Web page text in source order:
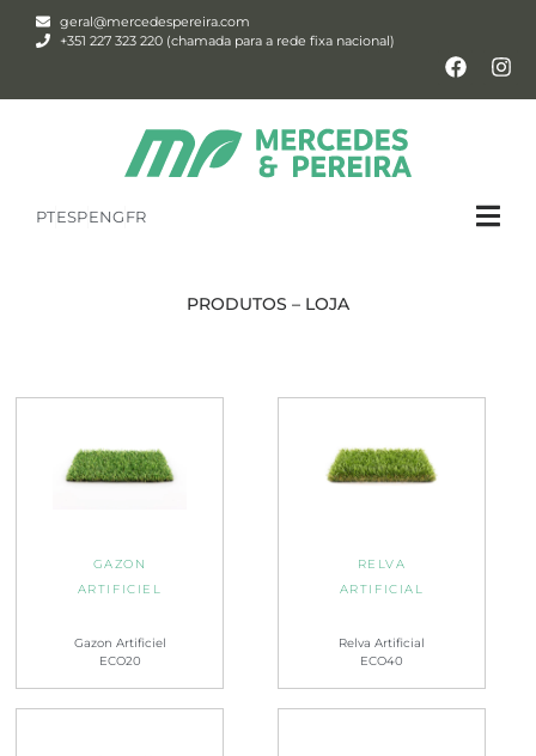
geral@mercedespereira.com
+351 227 323 220 (chamada para a rede fixa nacional)
PTESPENGFR
PRODUTOS – LOJA
GAZON
ARTIFICIEL
Gazon Artificiel
ECO20
RELVA
ARTIFICIAL
Relva Artificial
ECO40